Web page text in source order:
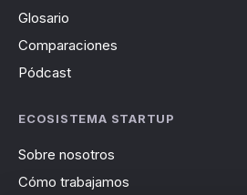
Glosario
Comparaciones
Pódcast
ECOSISTEMA STARTUP
Sobre nosotros
Cómo trabajamos